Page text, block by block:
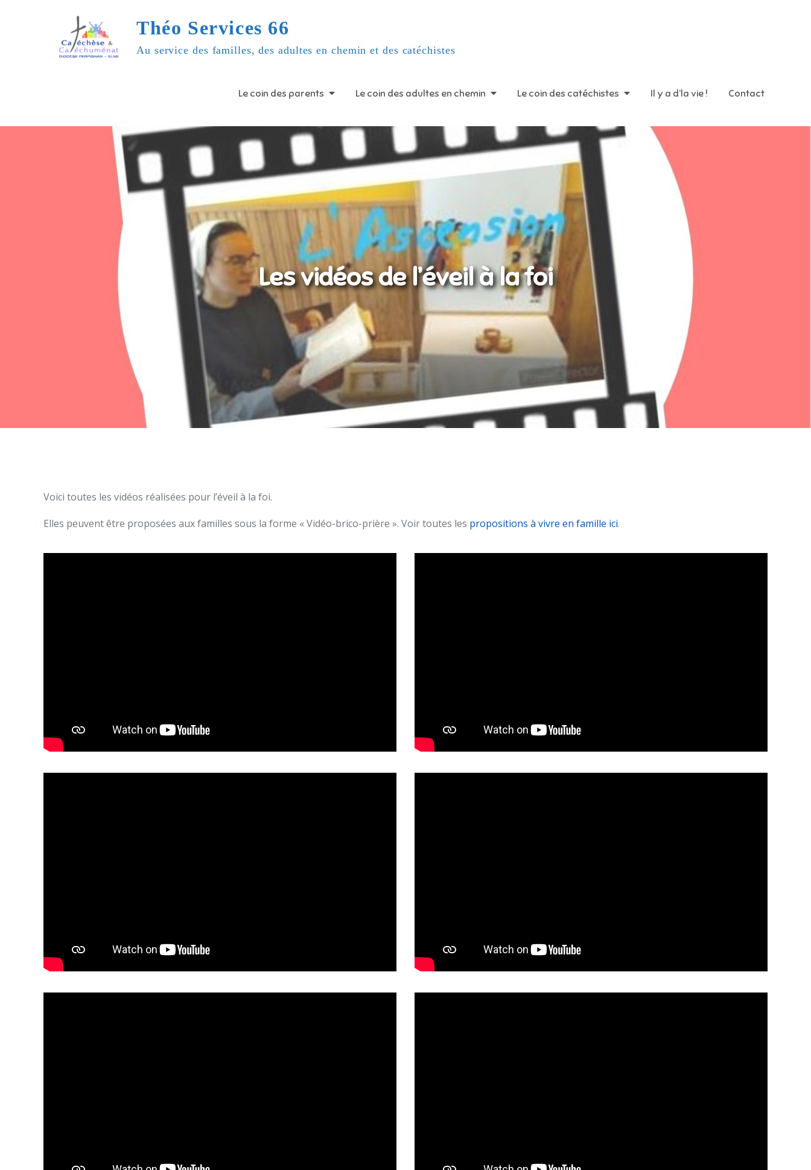
Théo Services 66
Au service des familles, des adultes en chemin et des catéchistes
Le coin des parents Le coin des adultes en chemin Le coin des catéchistes Il y a d’la vie ! Contact
Les vidéos de l’éveil à la foi
Voici toutes les vidéos réalisées pour l’éveil à la foi.
Elles peuvent être proposées aux familles sous la forme « Vidéo-brico-prière ». Voir toutes les propositions à vivre en famille ici.